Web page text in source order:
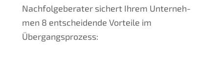
Nachfol­ge­be­ra­ter sichert Ihrem Unter­neh­
men 8 entschei­den­de Vortei­le im
Übergangsprozess: